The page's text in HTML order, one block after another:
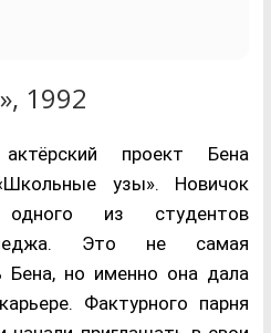
1992
проект Бена
узы». Новичок
одного из студентов
Это не самая
Бена, но именно она дала
Фактурного парня